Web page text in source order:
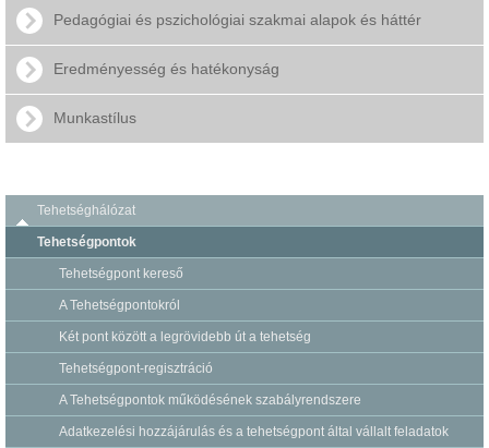
Pedagógiai és pszichológiai szakmai alapok és háttér
Eredményesség és hatékonyság
Munkastílus
Tehetséghálózat
Tehetségpontok
Tehetségpont kereső
A Tehetségpontokról
Két pont között a legrövidebb út a tehetség
Tehetségpont-regisztráció
A Tehetségpontok működésének szabályrendszere
Adatkezelési hozzájárulás és a tehetségpont által vállalt feladatok